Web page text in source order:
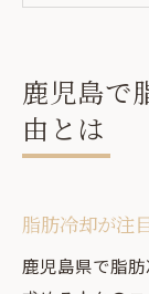
痛みが少
痛み
安心
鹿
鹿児島で
由とは
脂肪冷却が注
鹿児島県で脂